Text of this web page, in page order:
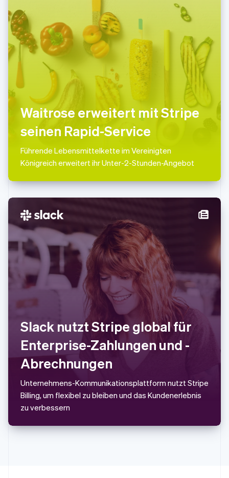
Waitrose erweitert mit Stripe
seinen Rapid-Service
Führende Lebensmittelkette im Vereinigten
Königreich erweitert ihr Unter-2-Stunden-Angebot
Slack nutzt Stripe global für
Enterprise-Zahlungen und -
Abrechnungen
Unternehmens-Kommunikationsplattform nutzt Stripe
Billing, um flexibel zu bleiben und das Kundenerlebnis
zu verbessern
English
Mexiko
EspañolEnglish
Neuseeland
English
Niederlande
Nederlands
Norwegen
English
Österreich
DeutschEnglish
Polen
English
Portugal
PortuguêsEnglish
English
Schweden
SvenskaEnglish
Schweiz
Deutsch Français Italiano English
Singapur
English 简体中文
Slowakei
English
Slowenien
English
Sonderverwaltungsregion Hongkong,
China
English 简体中文
Spanien
EspañolEnglish
Thailand
ไทยEnglish
Tschechische Republik
English
Ungarn
Vereinigte Arabische Emirate